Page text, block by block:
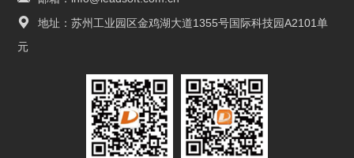
地址：苏州工业园区金鸡湖大道1355号国际科技园A2101单
元